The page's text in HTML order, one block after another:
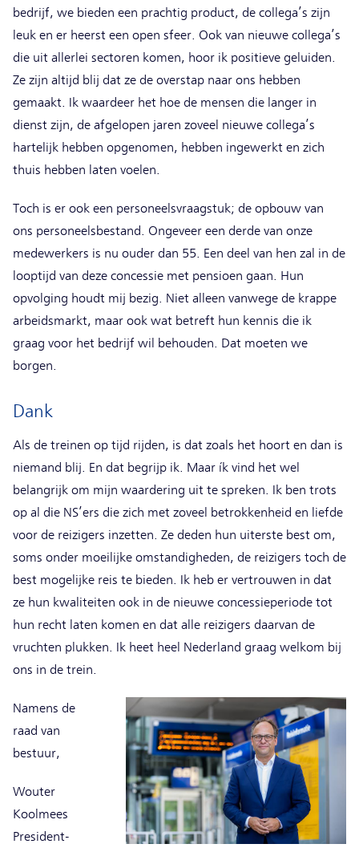
bedrijf, we bieden een prachtig product, de collega’s zijn
leuk en er heerst een open sfeer. Ook van nieuwe collega’s
die uit allerlei sectoren komen, hoor ik positieve geluiden.
Ze zijn altijd blij dat ze de overstap naar ons hebben
gemaakt. Ik waardeer het hoe de mensen die langer in
dienst zijn, de afgelopen jaren zoveel nieuwe collega’s
hartelijk hebben opgenomen, hebben ingewerkt en zich
thuis hebben laten voelen.
Toch is er ook een personeelsvraagstuk; de opbouw van
ons personeelsbestand. Ongeveer een derde van onze
medewerkers is nu ouder dan 55. Een deel van hen zal in de
looptijd van deze concessie met pensioen gaan. Hun
opvolging houdt mij bezig. Niet alleen vanwege de krappe
arbeidsmarkt, maar ook wat betreft hun kennis die ik
graag voor het bedrijf wil behouden. Dat moeten we
borgen.
Dank
Als de treinen op tijd rijden, is dat zoals het hoort en dan is
niemand blij. En dat begrijp ik. Maar ík vind het wel
belangrijk om mijn waardering uit te spreken. Ik ben trots
op al die NS’ers die zich met zoveel betrokkenheid en liefde
voor de reizigers inzetten. Ze deden hun uiterste best om,
soms onder moeilijke omstandigheden, de reizigers toch de
best mogelijke reis te bieden. Ik heb er vertrouwen in dat
ze hun kwaliteiten ook in de nieuwe concessieperiode tot
hun recht laten komen en dat alle reizigers daarvan de
vruchten plukken. Ik heet heel Nederland graag welkom bij
ons in de trein.
Namens de
raad van
bestuur,
Wouter
Koolmees
President-